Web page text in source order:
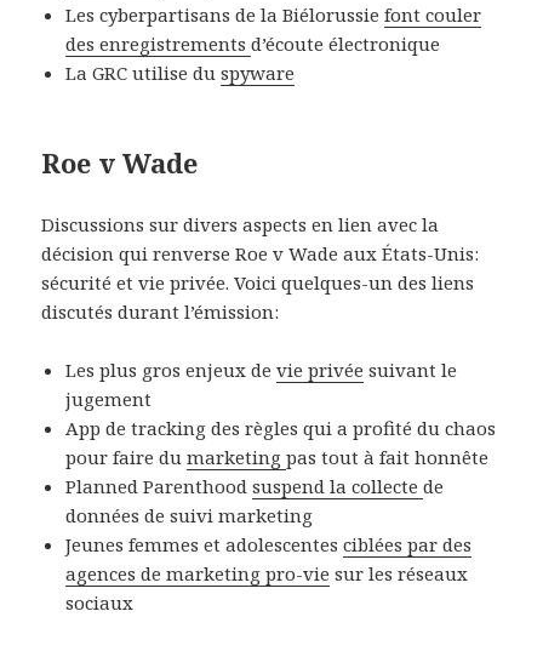
Les cyberpartisans de la Biélorussiefont couler
des enregistrementsd’écoute électronique
La GRC utilise duspyware
Roe v Wade
Discussions sur divers aspects en lien avec la
décision qui renverse Roe v Wade aux États-Unis:
sécurité et vie privée. Voici quelques-un des liens
discutés durant l’émission:
Les plus gros enjeux devie privée suivant le
jugement
App de tracking des règles qui a profité du chaos
pour faire dumarketingpas tout à fait honnête
Planned Parenthoodsuspend la collectede
données de suivi marketing
Jeunes femmes et adolescentesciblées par des
agences de marketing pro-vie sur les réseaux
sociaux